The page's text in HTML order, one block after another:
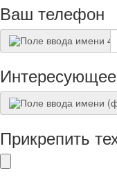
Ваш телефон
Прикрепить